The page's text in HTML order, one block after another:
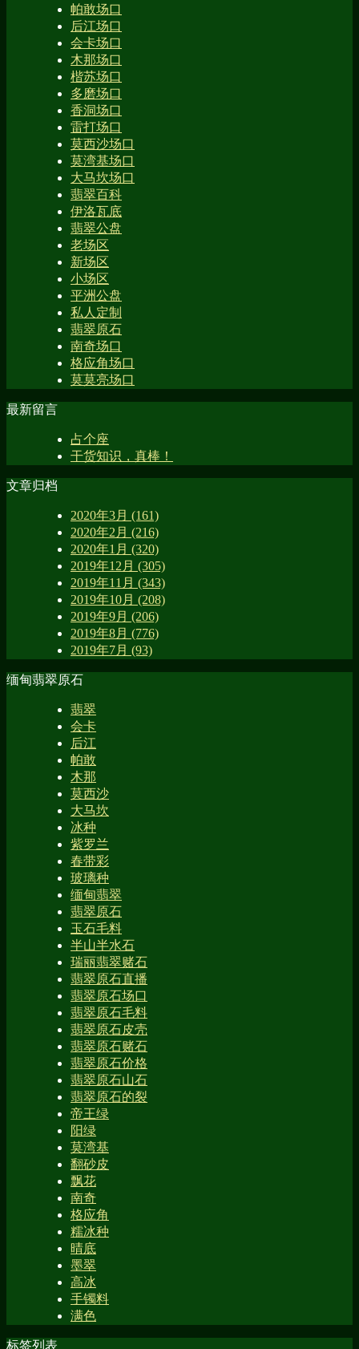
帕敢场口
后江场口
会卡场口
木那场口
楷苏场口
多磨场口
香洞场口
雷打场口
莫西沙场口
莫湾基场口
大马坎场口
翡翠百科
伊洛瓦底
翡翠公盘
老场区
新场区
小场区
平洲公盘
私人定制
翡翠原石
南奇场口
格应角场口
莫莫亮场口
最新留言
占个座
干货知识，真棒！
文章归档
2020年3月 (161)
2020年2月 (216)
2020年1月 (320)
2019年12月 (305)
2019年11月 (343)
2019年10月 (208)
2019年9月 (206)
2019年8月 (776)
2019年7月 (93)
缅甸翡翠原石
翡翠
会卡
后江
帕敢
木那
莫西沙
大马坎
冰种
紫罗兰
春带彩
玻璃种
缅甸翡翠
翡翠原石
玉石毛料
半山半水石
瑞丽翡翠赌石
翡翠原石直播
翡翠原石场口
翡翠原石毛料
翡翠原石皮壳
翡翠原石赌石
翡翠原石价格
翡翠原石山石
翡翠原石的裂
帝王绿
阳绿
莫湾基
翻砂皮
飘花
南奇
格应角
糯冰种
晴底
墨翠
高冰
手镯料
满色
标签列表